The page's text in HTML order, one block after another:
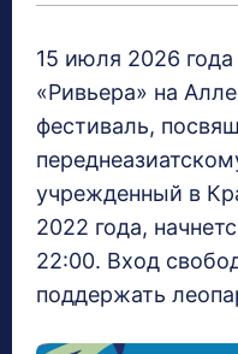
15 июля 2026
«Ривьера» на
фестиваль,
учрежденный в
2022 года,
22:00. Вход
поддержать